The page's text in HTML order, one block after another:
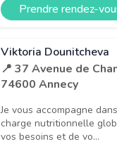
Prendre rendez-
Viktoria Dounitcheva
📍 37 Avenue de
74600 Annecy
Je vous accompagne
charge nutritionnelle
vos besoins et de vo...